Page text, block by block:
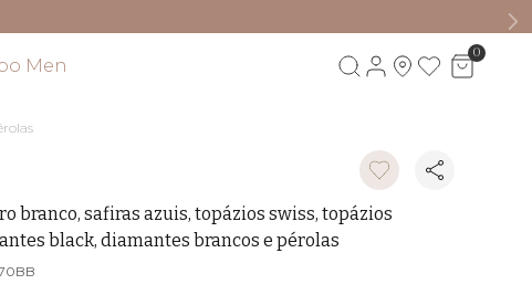
Men
0
branco, safiras azuis, topázios swiss, topázios
black, diamantes brancos e pérolas